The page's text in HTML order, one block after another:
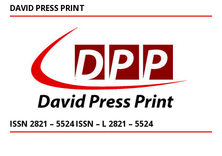
DAVID PRESS PRINT
ISSN 2821 – 5524 ISSN – L 2821 – 5524